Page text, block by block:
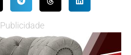
Publicidade